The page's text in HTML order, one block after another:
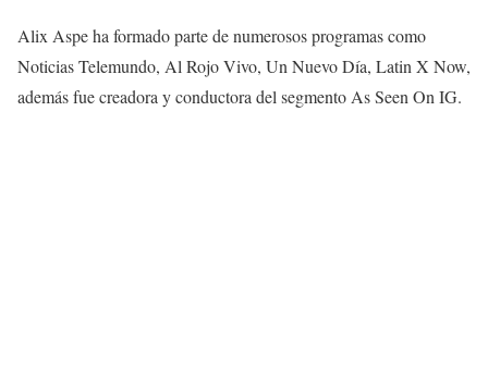
Alix Aspe ha formado parte de numerosos programas como
Noticias Telemundo, Al Rojo Vivo, Un Nuevo Día, Latin X Now,
además fue creadora y conductora del segmento As Seen On IG.